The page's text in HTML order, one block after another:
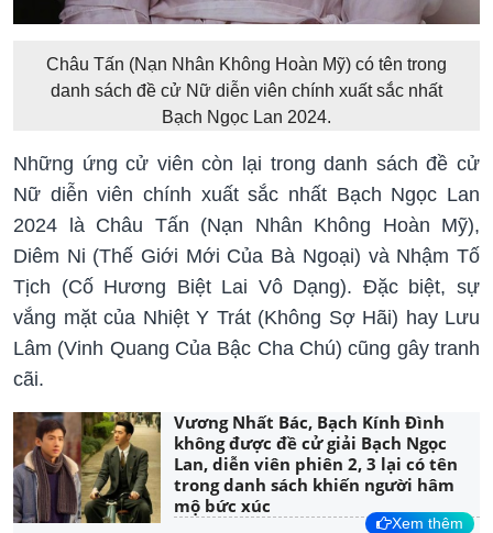
Châu Tấn (Nạn Nhân Không Hoàn Mỹ) có tên trong
danh sách đề cử Nữ diễn viên chính xuất sắc nhất
Bạch Ngọc Lan 2024.
Những ứng cử viên còn lại trong danh sách đề cử
Nữ diễn viên chính xuất sắc nhất Bạch Ngọc Lan
2024 là Châu Tấn (Nạn Nhân Không Hoàn Mỹ),
Diêm Ni (Thế Giới Mới Của Bà Ngoại) và Nhậm Tố
Tịch (Cố Hương Biệt Lai Vô Dạng). Đặc biệt, sự
vắng mặt của Nhiệt Y Trát (Không Sợ Hãi) hay Lưu
Lâm (Vinh Quang Của Bậc Cha Chú) cũng gây tranh
cãi.
Vương Nhất Bác, Bạch Kính Đình
không được đề cử giải Bạch Ngọc
Lan, diễn viên phiên 2, 3 lại có tên
trong danh sách khiến người hâm
mộ bức xúc
Xem thêm